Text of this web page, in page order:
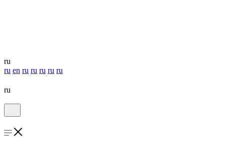
ru
ru en ru ru ru ru ru
ru